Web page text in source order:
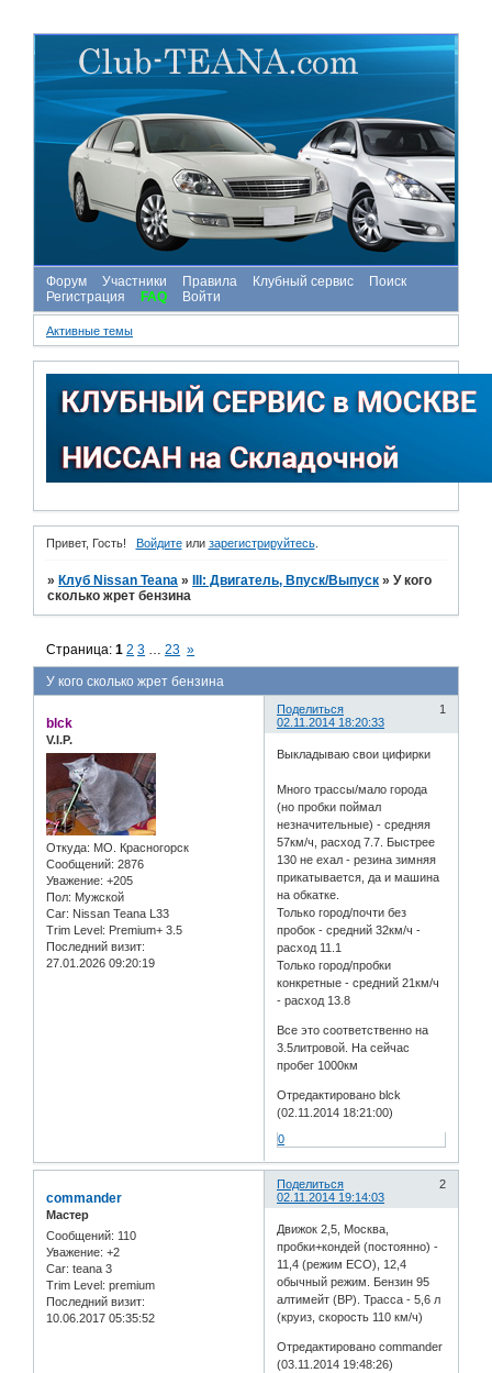
Форум Участники Правила Клубный сервис
Поиск
Регистрация
FAQ Войти
Активные темы
Привет, Гость! Войдитеили зарегистрируйтесь.
» Клуб Nissan Teana » III: Двигатель, Впуск/Выпуск »У кого
сколько жрет бензина
У кого сколько жрет бензина
Страница:1 2 3 23 »
Поделиться
1
02.11.2014 18:20:33
blck
V.I.P.
Откуда: МО. Красногорск
Сообщений: 2876
Уважение: +205
Пол: Мужской
Car: Nissan Teana L33
Trim Level: Premium+ 3.5
Последний визит:
27.01.2026 09:20:19
Выкладываю свои цифирки
Много трассы/мало города
(но пробки поймал
незначительные) - средняя
57км/ч, расход 7.7. Быстрее
130 не ехал - резина зимняя
прикатывается, да и машина
на обкатке.
Только город/почти без
пробок - средний 32км/ч -
расход 11.1
Только город/пробки
конкретные - средний 21км/ч
- расход 13.8
Все это соответственно на
3.5литровой. На сейчас
пробег 1000км
Отредактировано blck
(02.11.2014 18:21:00)
0
Поделиться
2
02.11.2014 19:14:03
commander
Мастер
Сообщений: 110
Уважение: +2
Car: teana 3
Trim Level: premium
Последний визит:
10.06.2017 05:35:52
Движок 2,5, Москва,
пробки+кондей (постоянно) -
11,4 (режим ECO), 12,4
обычный режим. Бензин 95
алтимейт (BP). Трасса - 5,6 л
(круиз, скорость 110 км/ч)
Отредактировано commander
(03.11.2014 19:48:26)